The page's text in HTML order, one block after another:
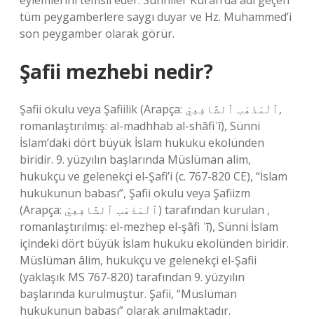
tüm peygamberlere saygı duyar ve Hz. Muhammed’i
son peygamber olarak görür.
Şafii mezhebi nedir?
Şafii okulu veya Şafiilik (Arapça: ٱلْمَذْهَب ٱلشَّافِعِيّ,
romanlaştırılmış: al-madhhab al-shāfiʿī), Sünni
İslam’daki dört büyük İslam hukuku ekolünden
biridir. 9. yüzyılın başlarında Müslüman alim,
hukukçu ve gelenekçi el-Şafi’i (c. 767-820 CE), “İslam
hukukunun babası”, Şafii okulu veya Şafiizm
(Arapça: ٱلْمَذْهَب ٱلشَّافِعِيّ) tarafından kurulan ,
romanlaştırılmış: el-mezhep el-şâfi ʿī), Sünni İslam
içindeki dört büyük İslam hukuku ekolünden biridir.
Müslüman âlim, hukukçu ve gelenekçi el-Şafii
(yaklaşık MS 767-820) tarafından 9. yüzyılın
başlarında kurulmuştur. Şafii, “Müslüman
hukukunun babası” olarak anılmaktadır.